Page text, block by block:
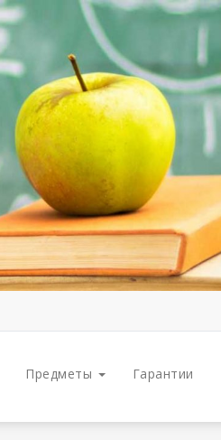
Предметы Гарантии